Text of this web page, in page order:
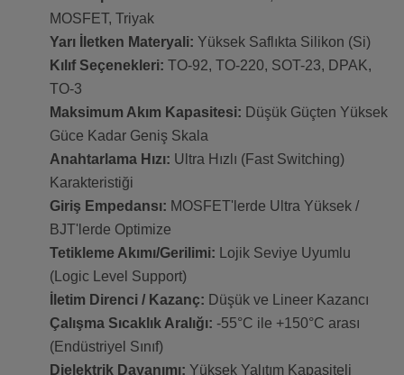
MOSFET, Triyak
Yarı İletken Materyali: Yüksek Saflıkta Silikon (Si)
Kılıf Seçenekleri: TO-92, TO-220, SOT-23, DPAK,
TO-3
Maksimum Akım Kapasitesi: Düşük Güçten Yüksek
Güce Kadar Geniş Skala
Anahtarlama Hızı: Ultra Hızlı (Fast Switching)
Karakteristiği
Giriş Empedansı: MOSFET'lerde Ultra Yüksek /
BJT'lerde Optimize
Tetikleme Akımı/Gerilimi: Lojik Seviye Uyumlu
(Logic Level Support)
İletim Direnci / Kazanç: Düşük ve Lineer Kazancı
Çalışma Sıcaklık Aralığı: -55°C ile +150°C arası
(Endüstriyel Sınıf)
Dielektrik Dayanımı: Yüksek Yalıtım Kapasiteli